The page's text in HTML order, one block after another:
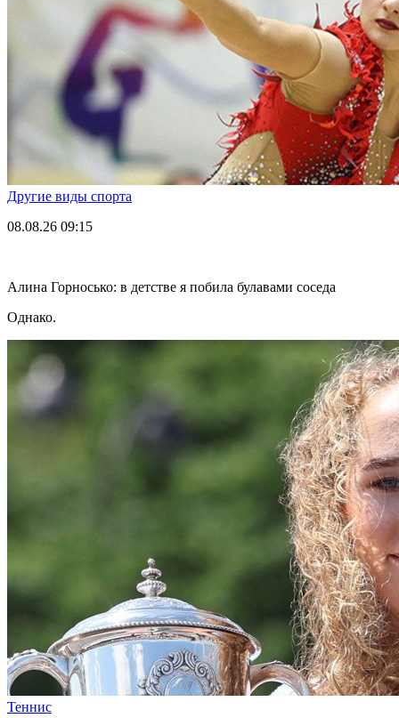
Другие виды спорта
08.08.26 09:15
Алина Горносько: в детстве я побила булавами соседа
Однако.
Теннис